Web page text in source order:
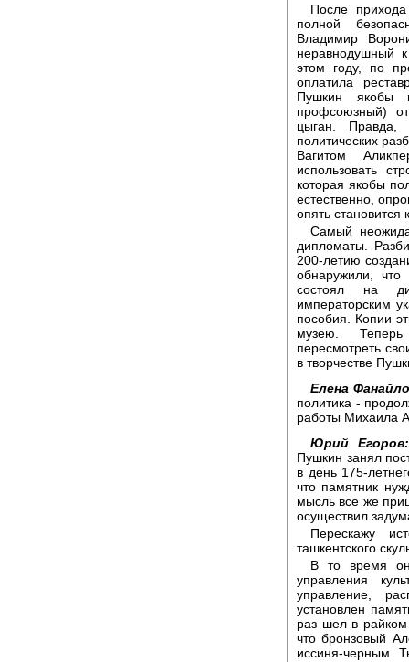
После
полной
Владимир
неравнодушный
этом году, по
оплатила
Пушкин якобы
профсоюзный)
цыган. Правда,
политических
Вагитом
использовать
которая якобы
естественно,
опять становится
Самый
дипломаты.
200-летию
обнаружили,
состоял на
императорским
пособия. Копии
музею.
пересмотреть
в творчестве
Елена
политика -
работы Михаила
Юрий Егоров:
Пушкин занял
в день 175-
что памятник
мысль все же
осуществил
Перескажу
ташкентского
В то время он
управления
управление,
установлен
раз шел в
что бронзовый
иссиня-черным.